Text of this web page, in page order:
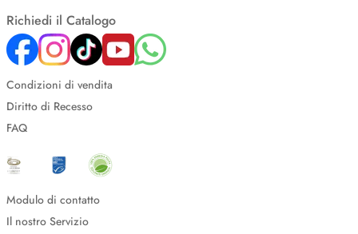
Richiedi il Catalogo
Condizioni di vendita
Diritto di Recesso
FAQ
Modulo di contatto
Il nostro Servizio